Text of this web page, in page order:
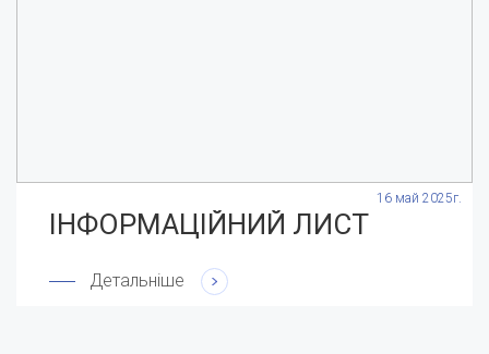
16 май 2025г.
ІНФОРМАЦІЙНИЙ ЛИСТ
Детальніше